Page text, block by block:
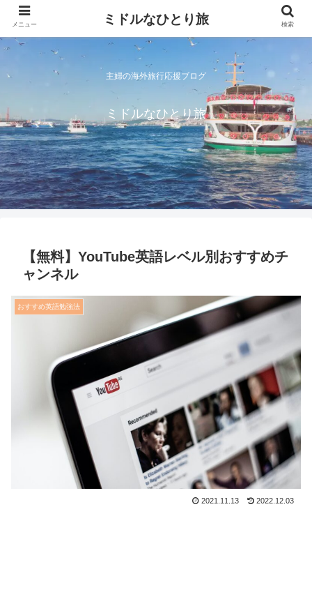
主婦の海外旅行応援ブログ
ミドルなひとり旅
【無料】YouTube英語レベル別おすすめチ
ャンネル
おすすめ英語勉強法
2021.11.13 2022.12.03
メニュー ミドルなひとり旅 検索